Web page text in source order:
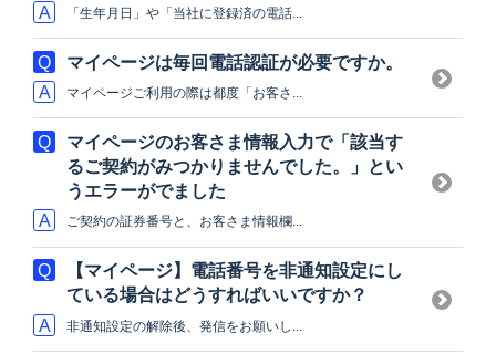
「生年月日」や「当社に登録済の電話...
マイページは毎回電話認証が必要ですか。
マイページご利用の際は都度「お客さ...
マイページのお客さま情報入力で「該当す
るご契約がみつかりませんでした。」とい
うエラーがでました
ご契約の証券番号と、お客さま情報欄...
【マイページ】電話番号を非通知設定にし
ている場合はどうすればいいですか？
非通知設定の解除後、発信をお願いし...